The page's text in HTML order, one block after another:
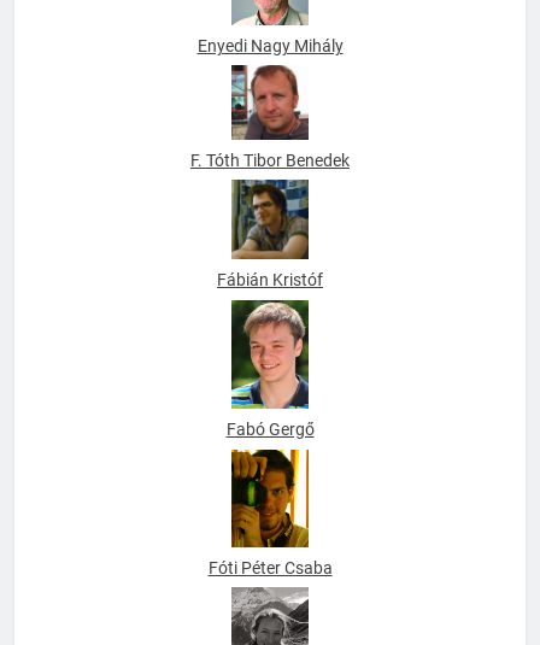
Enyedi Nagy Mihály
F. Tóth Tibor Benedek
Fábián Kristóf
Fabó Gergő
Fóti Péter Csaba